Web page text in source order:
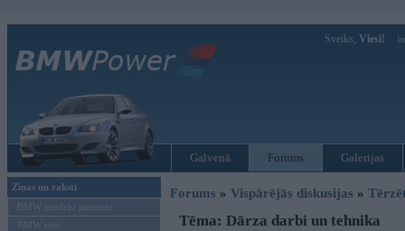
Sveiks, Viesi!
Galvenā Forums Galerijas
Ziņas un raksti
BMW modeļu jaunumi
BMW testi
Forums » Vispārējās diskusijas »
Tēma: Dārza darbi un tehnika